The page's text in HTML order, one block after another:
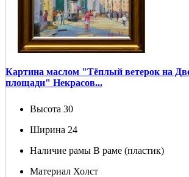
Картина маслом "Тёплый ветерок на
площади" Некрасов...
Высота 30
Ширина 24
Наличие рамы В раме (пластик)
Материал Холст